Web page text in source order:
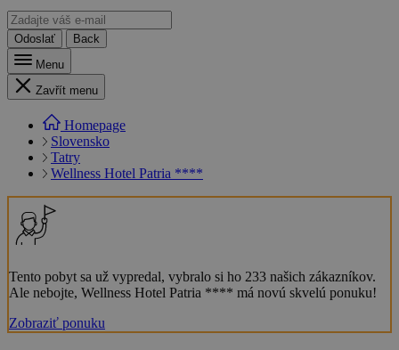
Odoslať
Back
Menu
Zavřít menu
Homepage
Slovensko
Tatry
Wellness Hotel Patria ****
Tento pobyt sa už vypredal, vybralo si ho 233 našich zákazníkov.
Ale nebojte, Wellness Hotel Patria **** má novú skvelú ponuku!
Zobraziť ponuku